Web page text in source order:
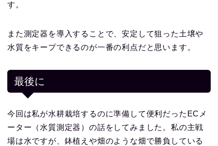
す。
また測定器を導入することで、安定して狙った土壌や
水質をキープできるのが一番の利点だと思います。
最後に
今回は私が水耕栽培するのに準備して便利だったECメ
ーター（水質測定器）の話をしてみました。私の主戦
場は水ですが、鉢植えや畑のような畑で勝負している